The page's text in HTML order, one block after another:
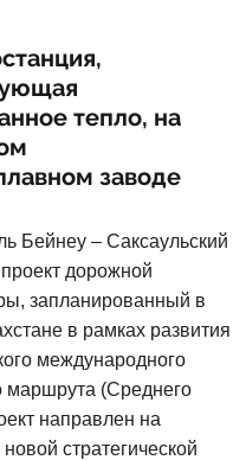
тепло, на
заводе
Бейнеу – Саксаульский
дорожной
запланированный в
в рамках развития
международного
маршрута (Среднего
направлен на
стратегической